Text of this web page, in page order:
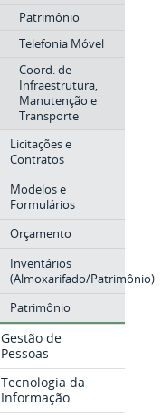
Patrimônio
Telefonia Móvel
Coord. de
Infraestrutura,
Manutenção e
Transporte
Licitações e
Contratos
Modelos e
Formulários
Orçamento
Inventários
(Almoxarifado/Patrimônio)
Patrimônio
Gestão de
Pessoas
Tecnologia da
Informação